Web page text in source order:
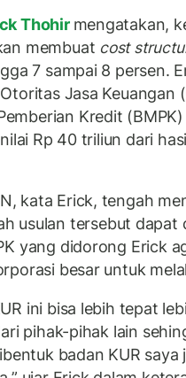
Thohir mengatakan,
membuat cost
7 sampai 8 persen.
Jasa Keuangan
Kredit
Rp 40 triliun dari
kata Erick, tengah
usulan tersebut dapat
yang didorong Erick
besar untuk
ini bisa lebih tepat
pihak-pihak lain
badan KUR saya